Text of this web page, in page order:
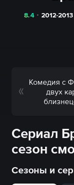
8.4 2012-2013
Комедия с
двух
Сериал
сезон
Сезоны и